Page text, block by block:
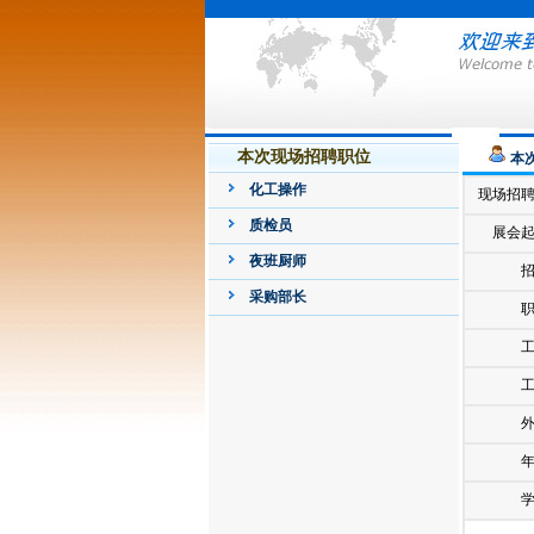
本次现场招聘职位
化工操作
质检员
夜班厨师
采购部长
本
现场招
展会